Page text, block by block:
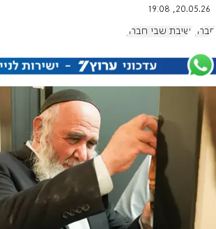
20.05.26, 19:08
חברון ישיבת שבי חברון